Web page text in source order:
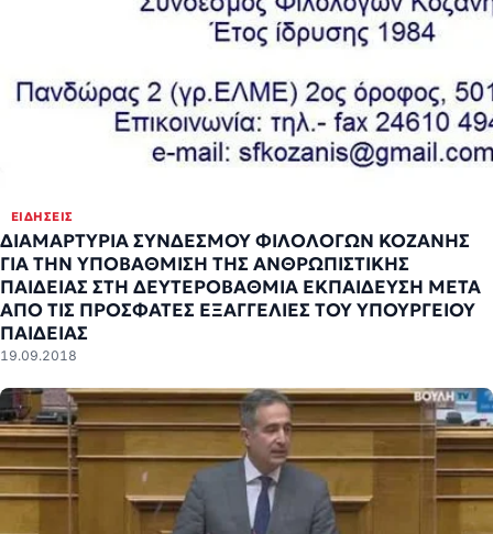
ΕΙΔΉΣΕΙΣ
ΔΙΑΜΑΡΤΥΡΙΑ ΣΥΝΔΕΣΜΟΥ ΦΙΛΟΛΟΓΩΝ ΚΟΖΑΝΗΣ
ΓΙΑ ΤΗΝ ΥΠΟΒΑΘΜΙΣΗ ΤΗΣ ΑΝΘΡΩΠΙΣΤΙΚΗΣ
ΠΑΙΔΕΙΑΣ ΣΤΗ ΔΕΥΤΕΡΟΒΑΘΜΙΑ ΕΚΠΑΙΔΕΥΣΗ ΜΕΤΑ
ΑΠΟ ΤΙΣ ΠΡΟΣΦΑΤΕΣ ΕΞΑΓΓΕΛΙΕΣ ΤΟΥ ΥΠΟΥΡΓΕΙΟΥ
ΠΑΙΔΕΙΑΣ
19.09.2018